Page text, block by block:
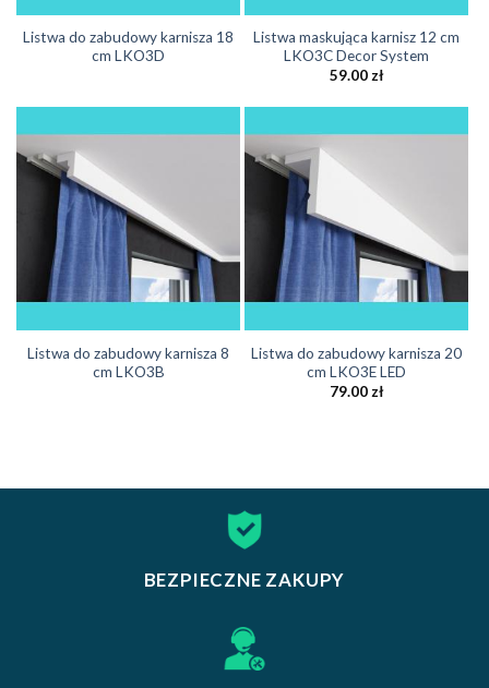
Listwa do zabudowy karnisza 18
cm LKO3D
Listwa maskująca karnisz 12 cm
LKO3C Decor System
59.00zł
Listwa do zabudowy karnisza 8
cm LKO3B
Listwa do zabudowy karnisza 20
cm LKO3E LED
79.00 zł
BEZPIECZNE ZAKUPY